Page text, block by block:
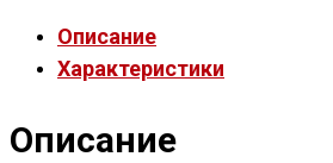
Описание
Характеристики
Описание